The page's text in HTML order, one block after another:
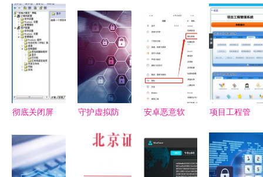
彻底关闭屏
的方法避免
长时间不动
守护虚拟防
全与信息保
安卓恶意软
iOS的47倍
以上，国产
项目工程管
免费下载指
南 多特软